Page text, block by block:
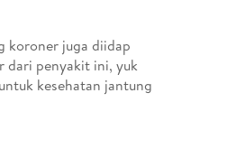
koroner juga diidap
dari penyakit ini, yuk
kesehatan jantung